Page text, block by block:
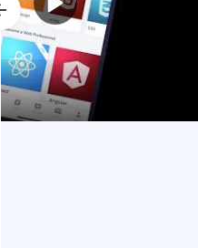
論並獲得即時反饋。
建立您的個人資料併申請工作！
當您完成編程課程時，我們會
相關的機會！